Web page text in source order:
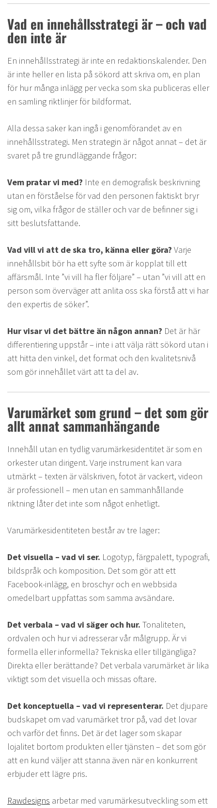
Vad en innehållsstrategi är – och vad
den inte är
En innehållsstrategi är inte en redaktionskalender. Den
är inte heller en lista på sökord att skriva om, en plan
för hur många inlägg per vecka som ska publiceras eller
en samling riktlinjer för bildformat.
Alla dessa saker kan ingå i genomförandet av en
innehållsstrategi. Men strategin är något annat – det är
svaret på tre grundläggande frågor:
Vem pratar vi med? Inte en demografisk beskrivning
utan en förståelse för vad den personen faktiskt bryr
sig om, vilka frågor de ställer och var de befinner sig i
sitt beslutsfattande.
Vad vill vi att de ska tro, känna eller göra? Varje
innehållsbit bör ha ett syfte som är kopplat till ett
affärsmål. Inte ”vi vill ha fler följare” – utan ”vi vill att en
person som överväger att anlita oss ska förstå att vi har
den expertis de söker”.
Hur visar vi det bättre än någon annan? Det är här
differentiering uppstår – inte i att välja rätt sökord utan i
att hitta den vinkel, det format och den kvalitetsnivå
som gör innehållet värt att ta del av.
Varumärket som grund – det som gör
allt annat sammanhängande
Innehåll utan en tydlig varumärkesidentitet är som en
orkester utan dirigent. Varje instrument kan vara
utmärkt – texten är välskriven, fotot är vackert, videon
är professionell – men utan en sammanhållande
riktning låter det inte som något enhetligt.
Varumärkesidentiteten består av tre lager:
Det visuella – vad vi ser. Logotyp, färgpalett, typografi,
bildspråk och komposition. Det som gör att ett
Facebook-inlägg, en broschyr och en webbsida
omedelbart uppfattas som samma avsändare.
Det verbala – vad vi säger och hur. Tonaliteten,
ordvalen och hur vi adresserar vår målgrupp. Är vi
formella eller informella? Tekniska eller tillgängliga?
Direkta eller berättande? Det verbala varumärket är lika
viktigt som det visuella och missas oftare.
Det konceptuella – vad vi representerar. Det djupare
budskapet om vad varumärket tror på, vad det lovar
och varför det finns. Det är det lager som skapar
lojalitet bortom produkten eller tjänsten – det som gör
att en kund väljer att stanna även när en konkurrent
erbjuder ett lägre pris.
Rawdesigns arbetar med varumärkesutveckling som ett